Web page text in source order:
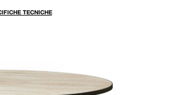
TECNICHE